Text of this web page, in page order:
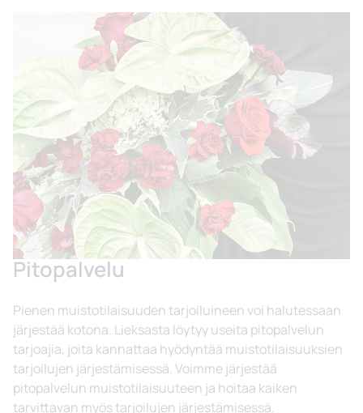
Pitopalvelu
Pienen muistotilaisuuden tarjoiluineen voi halutessaan
järjestää kotona. Lieksasta löytyy useita pitopalvelun
tarjoajia, joita kannattaa hyödyntää muistotilaisuuksien
tarjoilujen järjestämisessä. Voimme järjestää
pitopalvelun muistotilaisuuteen ja hoitaa kaiken
tarvittavan myös tarjoilujen järjestämisessä.